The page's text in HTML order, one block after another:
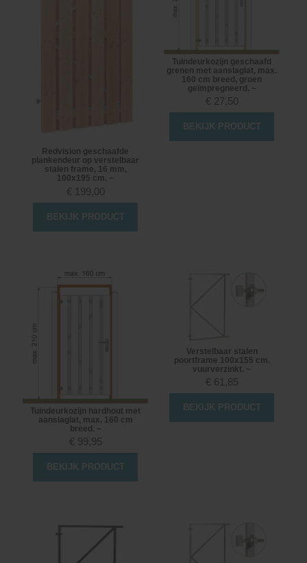
Redvision geschaafde
plankendeur op verstelbaar
stalen frame, 16 mm,
100x195 cm. ~
€ 199,00
BEKIJK PRODUCT
Tuindeurkozijn geschaafd
grenen met aanslaglat, max.
160 cm breed, groen
geïmpregneerd. ~
€ 27,50
BEKIJK PRODUCT
Tuindeurkozijn hardhout met
aanslaglat, max. 160 cm
breed. ~
€ 99,95
BEKIJK PRODUCT
Verstelbaar stalen
poortframe 100x155 cm.
vuurverzinkt. ~
€ 61,85
BEKIJK PRODUCT